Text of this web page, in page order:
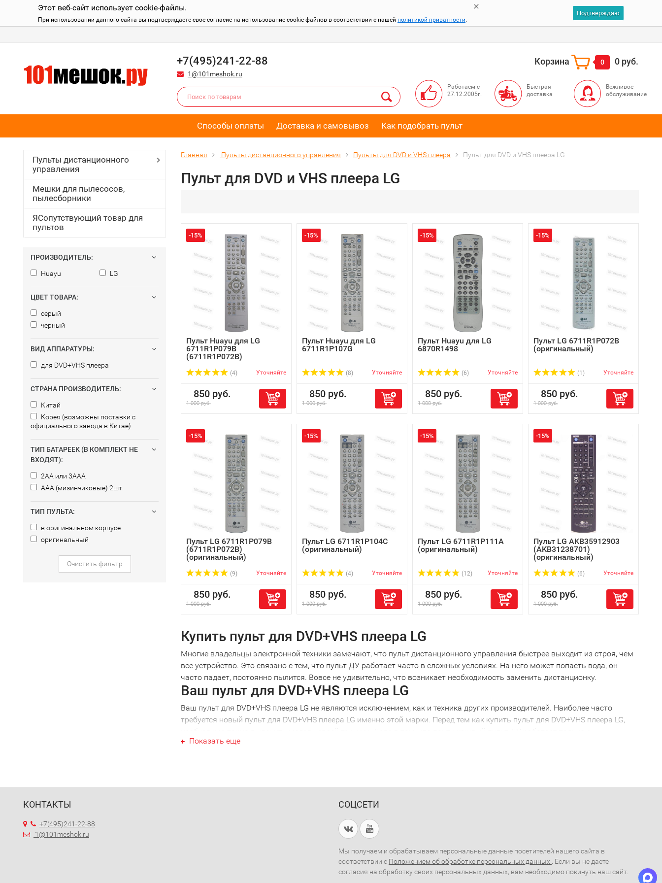
Этот веб-сайт использует cookie-файлы.
При использовании данного сайта вы подтверждаете свое согласие на использование cookie-файлов в соответствии с нашей политикой приватности.
Подтверждаю
+7(495)241-22-88
1@101meshok.ru
Корзина 0 0 руб.
Работаем с
27.12.2005г.
Быстрая
доставка
Вежливое
обслуживание
Способы оплаты Доставка и самовывоз Как подобрать пульт
Пульты дистанционного
управления
Мешки для пылесосов,
пылесборники
ЯСопутствующий товар для
пультов
ПРОИЗВОДИТЕЛЬ:
Huayu LG
ЦВЕТ ТОВАРА:
серый
черный
ВИД АППАРАТУРЫ:
для DVD+VHS плеера
СТРАНА ПРОИЗВОДИТЕЛЬ:
Китай
Корея (возможны поставки с
официального завода в Китае)
ТИП БАТАРЕЕК (В КОМПЛЕКТ НЕ
ВХОДЯТ):
2AA или 3AAA
AAA (мизинчиковые) 2шт.
ТИП ПУЛЬТА:
в оригинальном корпусе
оригинальный
Очистить фильтр
Главная Пульты дистанционного управления Пульты для DVD и VHS плеера Пульт для DVD и VHS плеера LG
Пульт для DVD и VHS плеера LG
-15%
Пульт Huayu для LG
6711R1P079B
(6711R1P072B)
(4) Уточняйте
850 руб.
1 000 руб.
-15%
Пульт Huayu для LG
6711R1P107G
(8) Уточняйте
850 руб.
1 000 руб.
-15%
Пульт Huayu для LG
6870R1498
(6) Уточняйте
850 руб.
1 000 руб.
-15%
Пульт LG 6711R1P072B
(оригинальный)
(1) Уточняйте
850 руб.
1 000 руб.
-15%
Пульт LG 6711R1P079B
(6711R1P072B)
(оригинальный)
(9) Уточняйте
850 руб.
1 000 руб.
-15%
Пульт LG 6711R1P104C
(оригинальный)
(4) Уточняйте
850 руб.
1 000 руб.
-15%
Пульт LG 6711R1P111A
(оригинальный)
(12) Уточняйте
850 руб.
1 000 руб.
-15%
Пульт LG AKB35912903
(AKB31238701)
(оригинальный)
(6) Уточняйте
850 руб.
1 000 руб.
Купить пульт для DVD+VHS плеера LG
Многие владельцы электронной техники замечают, что пульт дистанционного управления быстрее выходит из строя, чем
все устройство. Это связано с тем, что пульт ДУ работает часто в сложных условиях. На него может попасть вода, он
часто падает, постоянно пылится. Вовсе не удивительно, что возникает необходимость заменить дистанционку.
Ваш пульт для DVD+VHS плеера LG
Ваш пульт для DVD+VHS плеера LG не являются исключением, как и техника других производителей. Наиболее часто
требуется новый пульт для DVD+VHS плеера LG именно этой марки. Перед тем как купить пульт для DVD+VHS плеера LG,
определенной моделью. Ошибившись в выборе, вы получите просто красивое устройство, которое не будет работать с
Универсальный пульт для DVD+VHS плеера LG
При наличии нескольких видов техники удобно использовать универсальный пульт для DVD+VHS плеера LG. С его
помощью можно избавиться от необходимости выбирать нужный пульт, все управление сосредоточено в одном месте.
Вам больше не потребуется искать потерянный пульт, достаточно одного устройства.
Выбрать и купить пульт для DVD+VHS плеера LG
Обратившись в наш магазин, вы сможете получить квалифицированную помощь и купить пульт дистанционного
Показать еще
КОНТАКТЫ
+7(495)241-22-88
1@101meshok.ru
СОЦСЕТИ
Мы получаем и обрабатываем персональные данные посетителей нашего сайта в
соответствии с Положением об обработке персональных данных
. Если вы не даете
согласия на обработку своих персональных данных, вам необходимо покинуть наш сайт.